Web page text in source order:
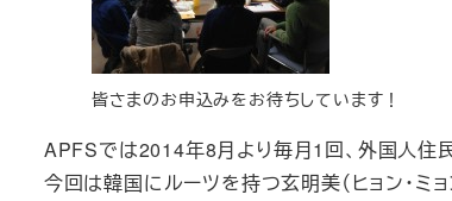
皆さまのお申込みをお待ちしています！
APFSでは2014年8月より毎月1回、外国人住民
今回は韓国にルーツを持つ玄明美（ヒョン・